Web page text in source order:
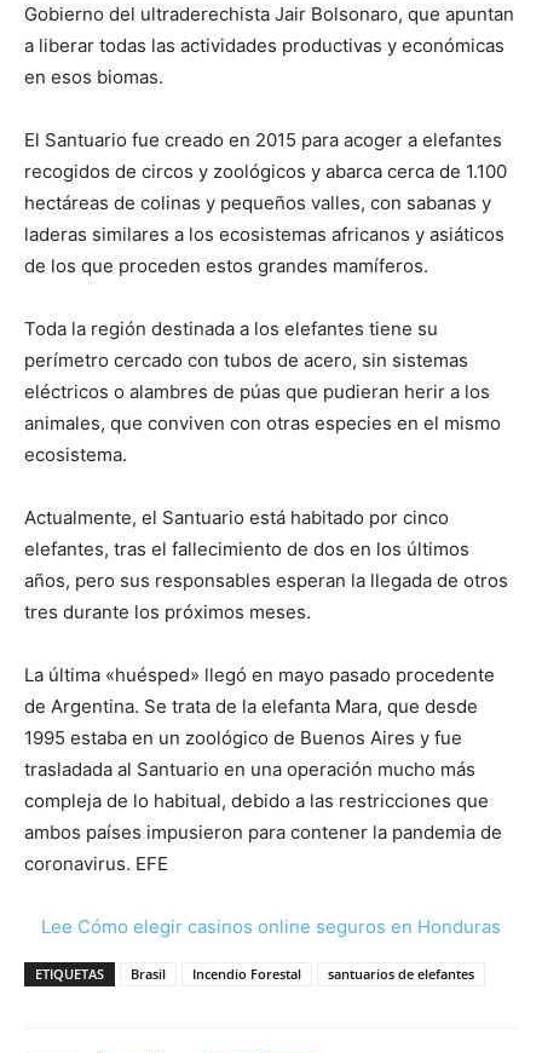
Gobierno del ultraderechista Jair Bolsonaro, que apuntan
a liberar todas las actividades productivas y económicas
en esos biomas.
El Santuario fue creado en 2015 para acoger a elefantes
recogidos de circos y zoológicos y abarca cerca de 1.100
hectáreas de colinas y pequeños valles, con sabanas y
laderas similares a los ecosistemas africanos y asiáticos
de los que proceden estos grandes mamíferos.
Toda la región destinada a los elefantes tiene su
perímetro cercado con tubos de acero, sin sistemas
eléctricos o alambres de púas que pudieran herir a los
animales, que conviven con otras especies en el mismo
ecosistema.
Actualmente, el Santuario está habitado por cinco
elefantes, tras el fallecimiento de dos en los últimos
años, pero sus responsables esperan la llegada de otros
tres durante los próximos meses.
La última «huésped» llegó en mayo pasado procedente
de Argentina. Se trata de la elefanta Mara, que desde
1995 estaba en un zoológico de Buenos Aires y fue
trasladada al Santuario en una operación mucho más
compleja de lo habitual, debido a las restricciones que
ambos países impusieron para contener la pandemia de
coronavirus. EFE
Lee Cómo elegir casinos online seguros en Honduras
ETIQUETAS Brasil Incendio Forestal santuarios de elefantes